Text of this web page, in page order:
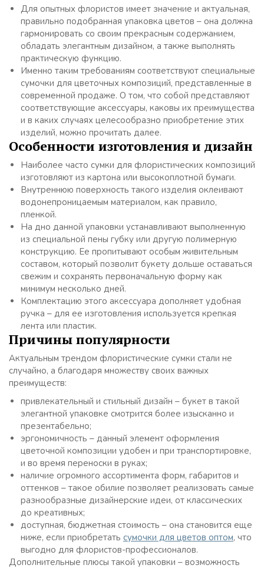
Для опытных флористов имеет значение и актуальная,
правильно подобранная упаковка цветов – она должна
гармонировать со своим прекрасным содержанием,
обладать элегантным дизайном, а также выполнять
практическую функцию.
Именно таким требованиям соответствуют специальные
сумочки для цветочных композиций, представленные в
современной продаже. О том, что собой представляют
соответствующие аксессуары, каковы их преимущества
и в каких случаях целесообразно приобретение этих
изделий, можно прочитать далее.
Особенности изготовления и дизайн
Наиболее часто сумки для флористических композиций
изготовляют из картона или высокоплотной бумаги.
Внутреннюю поверхность такого изделия оклеивают
водонепроницаемым материалом, как правило,
пленкой.
На дно данной упаковки устанавливают выполненную
из специальной пены губку или другую полимерную
конструкцию. Ее пропитывают особым живительным
составом, который позволит букету дольше оставаться
свежим и сохранять первоначальную форму как
минимум несколько дней.
Комплектацию этого аксессуара дополняет удобная
ручка – для ее изготовления используется крепкая
лента или пластик.
Причины популярности
Актуальным трендом флористические сумки стали не
случайно, а благодаря множеству своих важных
преимуществ:
привлекательный и стильный дизайн – букет в такой
элегантной упаковке смотрится более изысканно и
презентабельно;
эргономичность – данный элемент оформления
цветочной композиции удобен и при транспортировке,
и во время переноски в руках;
наличие огромного ассортимента форм, габаритов и
оттенков – такое обилие позволяет реализовать самые
разнообразные дизайнерские идеи, от классических
до креативных;
доступная, бюджетная стоимость – она становится еще
ниже, если приобретать сумочки для цветов оптом, что
выгодно для флористов-профессионалов.
Дополнительные плюсы такой упаковки – возможность